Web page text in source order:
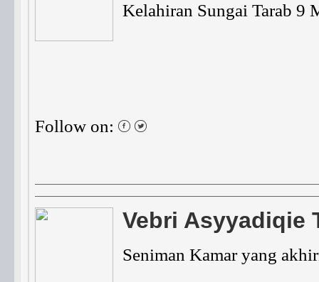
Kelahiran Sungai Tarab 9
Follow on:
Vebri Asyyadiqie
Seniman Kamar yang